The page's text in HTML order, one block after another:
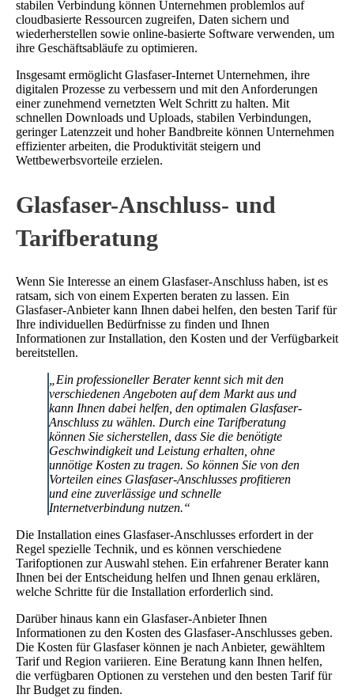
stabilen Verbindung können Unternehmen problemlos auf
cloudbasierte Ressourcen zugreifen, Daten sichern und
wiederherstellen sowie online-basierte Software verwenden, um
ihre Geschäftsabläufe zu optimieren.
Insgesamt ermöglicht Glasfaser-Internet Unternehmen, ihre
digitalen Prozesse zu verbessern und mit den Anforderungen
einer zunehmend vernetzten Welt Schritt zu halten. Mit
schnellen Downloads und Uploads, stabilen Verbindungen,
geringer Latenzzeit und hoher Bandbreite können Unternehmen
effizienter arbeiten, die Produktivität steigern und
Wettbewerbsvorteile erzielen.
Glasfaser-Anschluss- und
Tarifberatung
Wenn Sie Interesse an einem Glasfaser-Anschluss haben, ist es
ratsam, sich von einem Experten beraten zu lassen. Ein
Glasfaser-Anbieter kann Ihnen dabei helfen, den besten Tarif für
Ihre individuellen Bedürfnisse zu finden und Ihnen
Informationen zur Installation, den Kosten und der Verfügbarkeit
bereitstellen.
„Ein professioneller Berater kennt sich mit den
verschiedenen Angeboten auf dem Markt aus und
kann Ihnen dabei helfen, den optimalen Glasfaser-
Anschluss zu wählen. Durch eine Tarifberatung
können Sie sicherstellen, dass Sie die benötigte
Geschwindigkeit und Leistung erhalten, ohne
unnötige Kosten zu tragen. So können Sie von den
Vorteilen eines Glasfaser-Anschlusses profitieren
und eine zuverlässige und schnelle
Internetverbindung nutzen.“
Die Installation eines Glasfaser-Anschlusses erfordert in der
Regel spezielle Technik, und es können verschiedene
Tarifoptionen zur Auswahl stehen. Ein erfahrener Berater kann
Ihnen bei der Entscheidung helfen und Ihnen genau erklären,
welche Schritte für die Installation erforderlich sind.
Darüber hinaus kann ein Glasfaser-Anbieter Ihnen
Informationen zu den Kosten des Glasfaser-Anschlusses geben.
Die Kosten für Glasfaser können je nach Anbieter, gewähltem
Tarif und Region variieren. Eine Beratung kann Ihnen helfen,
die verfügbaren Optionen zu verstehen und den besten Tarif für
Ihr Budget zu finden.